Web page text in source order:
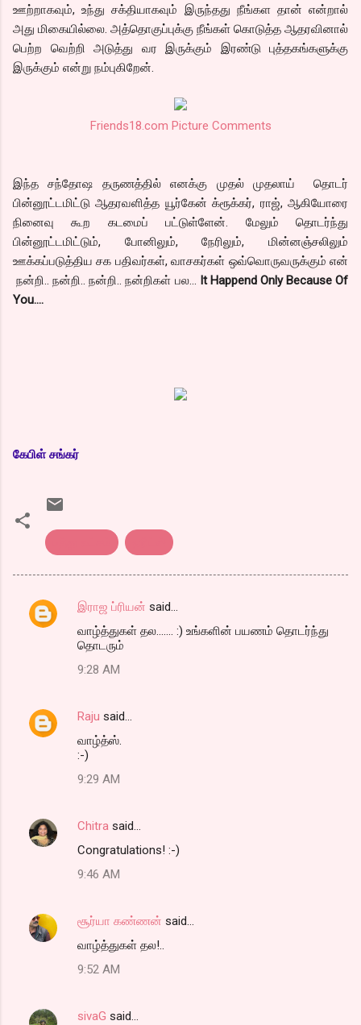
ஊற்றாகவும், உந்து சக்தியாகவும் இருந்தது நீங்கள தான் என்றால்
அது மிகையில்லை. அத்தொகுப்புக்கு நீங்கள் கொடுத்த ஆதரவினால்
பெற்ற வெற்றி அடுத்து வர இருக்கும் இரண்டு புத்தகங்களுக்கு
இருக்கும் என்று நம்புகிறேன்.
Friends18.com Picture Comments
இந்த சந்தோஷ தருணத்தில் எனக்கு முதல் முதலாய் தொடர்
பின்னூட்டமிட்டு ஆதரவளித்த யூர்கேன் க்ரூக்கர், ராஜ், ஆகியோரை
நினைவு கூற கடமைப் பட்டுள்ளேன். மேலும் தொடர்ந்து
பின்னூட்டமிட்டும், போனிலும், நேரிலும், மின்னஞ்சலிலும்
ஊக்கப்படுத்திய சக பதிவர்கள், வாசகர்கள் ஒவ்வொருவருக்கும் என்
நன்றி.. நன்றி.. நன்றி.. நன்றிகள் பல... It Happend Only Because Of
You….
கேபிள் சங்கர்
C
n
இராஜ ப்ரியன் said…
வாழ்த்துகள் தல....... :) உங்களின் பயணம் தொடர்ந்து
தொடரும்
9:28 AM
Raju said…
வாழ்த்ஸ்.
:-)
9:29 AM
Chitra said…
Congratulations! :-)
9:46 AM
சூர்யா ௧ண்ணன் said…
வாழ்த்துகள் தல!..
9:52 AM
sivaG said…